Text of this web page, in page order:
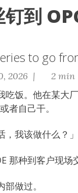
到
to go
2026 | 2
吃饭。他在某大
者自己干。
我该做什么？」
那种到客户现场
做过。